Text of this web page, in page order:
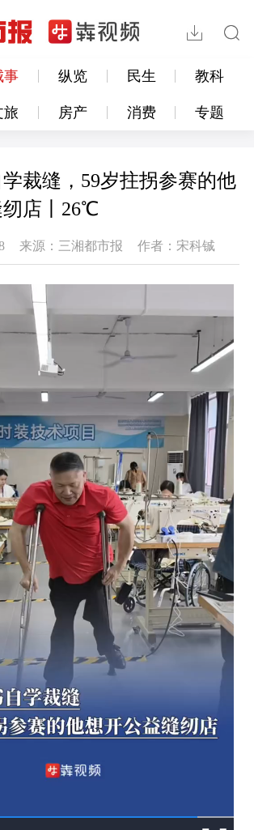
事 纵览 民生 教科
旅 房产 消费 专题
裁缝，59岁拄拐参赛的他
店丨26℃
来源：三湘都市报 作者：宋科铖